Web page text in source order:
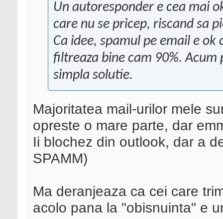
Un autoresponder e cea mai
care nu se pricep, riscand sa
Ca idee, spamul pe email e
filtreaza bine cam 90%.
simpla solutie.
Majoritatea mail-urilor mele
opreste o mare parte, dar
Ii blochez din outlook, dar a
SPAMM)
Ma deranjeaza ca cei care
acolo pana la "obisnuinta" e